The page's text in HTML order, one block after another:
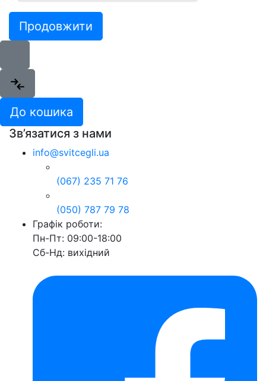
Продовжити
До кошика
Зв’язатися з нами
info@svitcegli.ua
(067) 235 71 76
(050) 787 79 78
Графік роботи:
Пн-Пт: 09:00-18:00
Сб-Нд: вихідний